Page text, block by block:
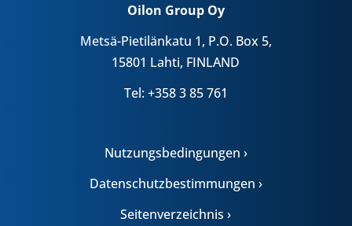
Oilon Group Oy
Metsä-Pietilänkatu 1, P.O. Box 5,
15801 Lahti, FINLAND
Tel: +358 3 85 761
Nutzungsbedingungen ›
Datenschutzbestimmungen ›
Seitenverzeichnis ›